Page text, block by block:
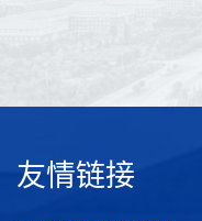
友情链接